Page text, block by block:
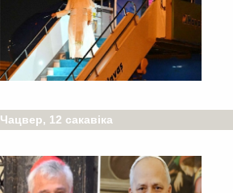
Чацвер, 12 сакавіка